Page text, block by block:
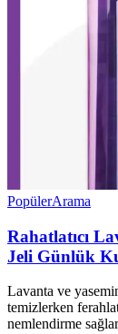
PopülerArama
Rahatlatıcı
Jeli Günlük
Lavanta ve
temizlerken
nemlendirme